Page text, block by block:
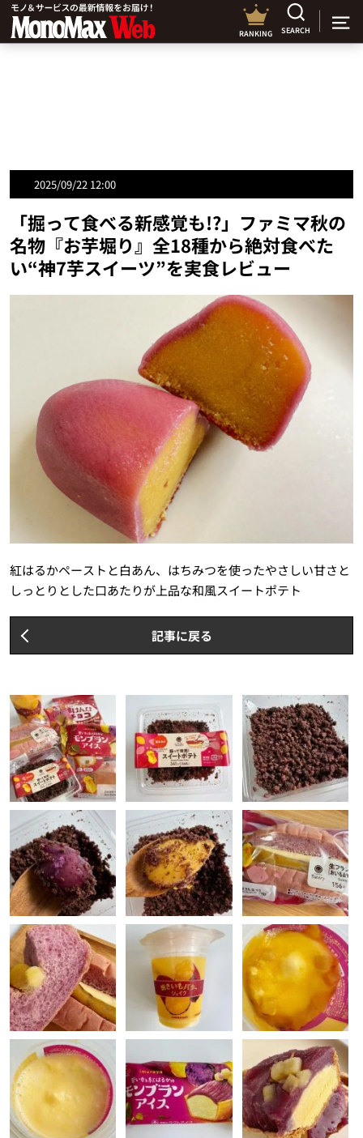
RANKING SEARCH
2025/09/22 12:00
「掘って食べる新感覚も!?」ファミマ秋の
名物『お芋堀り』全18種から絶対食べた
い“神7芋スイーツ”を実食レビュー
紅はるかペーストと白あん、はちみつを使ったやさしい甘さと
しっとりとした口あたりが上品な和風スイートポテト
記事に戻る